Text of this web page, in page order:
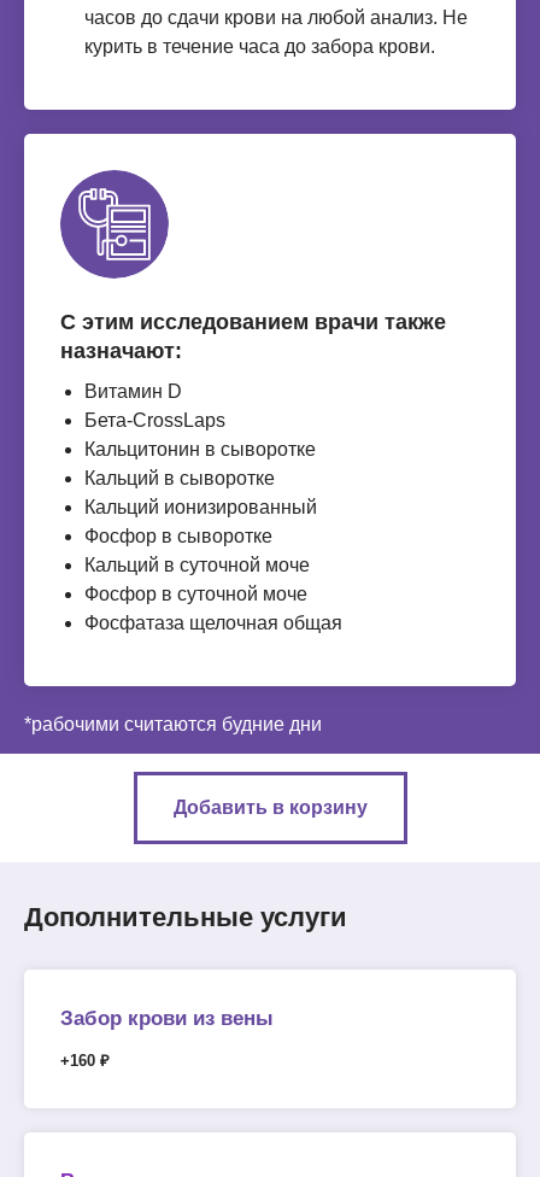
часов до сдачи крови на любой анализ. Не
курить в течение часа до забора крови.
С этим исследованием врачи также
назначают:
Витамин D
Бета-CrossLaps
Кальцитонин в сыворотке
Кальций в сыворотке
Кальций ионизированный
Фосфор в сыворотке
Кальций в суточной моче
Фосфор в суточной моче
Фосфатаза щелочная общая
*рабочими считаются будние дни
Добавить в корзину
Дополнительные услуги
Забор крови из вены
+160 ₽